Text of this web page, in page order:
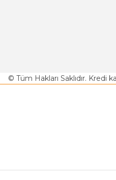
© Tüm Hakları Saklıdır. Kredi